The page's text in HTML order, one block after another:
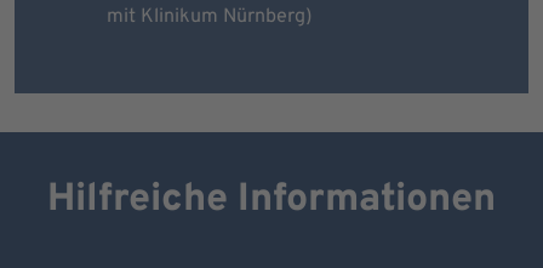
mit Klinikum Nürnberg)
Hilfreiche Informationen